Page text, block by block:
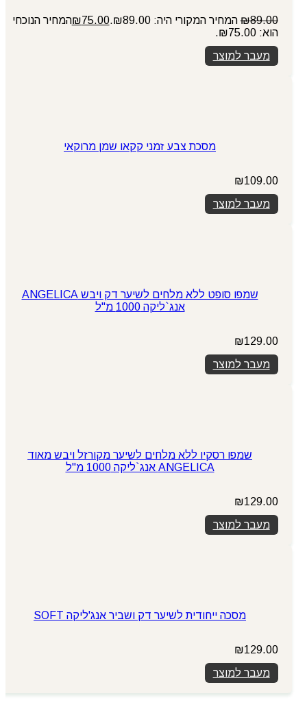
₪89.00 המחיר המקורי היה: ₪89.00. ₪75.00
המחיר הנוכחי
הוא: ₪75.00.
מעבר למוצר
מסכת צבע זמני קקאו שמן מרוקאי
₪109.00
מעבר למוצר
שמפו סופט ללא מלחים לשיער דק ויבש ANGELICA
אנג`ליקה 1000 מ"ל
₪129.00
מעבר למוצר
שמפו רסקיו ללא מלחים לשיער מקורזל ויבש מאוד
ANGELICA אנג`ליקה 1000 מ"ל
₪129.00
מעבר למוצר
מסכה ייחודית לשיער דק ושביר אנג'ליקה SOFT
₪129.00
מעבר למוצר